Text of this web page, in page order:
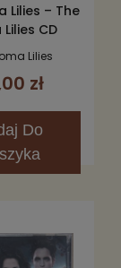
Lilies – The
CD
Lilies
zł
Do